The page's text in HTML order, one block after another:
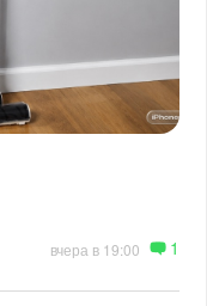
вчера в 19:00 1